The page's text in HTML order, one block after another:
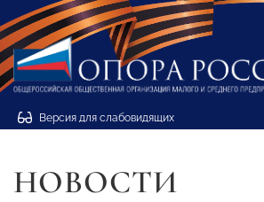
Версия для слабовидящих
НОВОСТИ